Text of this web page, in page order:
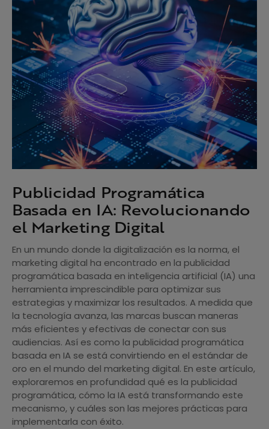
Publicidad Programática
Basada en IA: Revolucionando
el Marketing Digital
En un mundo donde la digitalización es la norma, el
marketing digital ha encontrado en la publicidad
programática basada en inteligencia artificial (IA) una
herramienta imprescindible para optimizar sus
estrategias y maximizar los resultados. A medida que
la tecnología avanza, las marcas buscan maneras
más eficientes y efectivas de conectar con sus
audiencias. Así es como la publicidad programática
basada en IA se está convirtiendo en el estándar de
oro en el mundo del marketing digital. En este artículo,
exploraremos en profundidad qué es la publicidad
programática, cómo la IA está transformando este
mecanismo, y cuáles son las mejores prácticas para
implementarla con éxito.